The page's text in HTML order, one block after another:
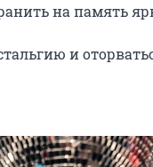
на память
и